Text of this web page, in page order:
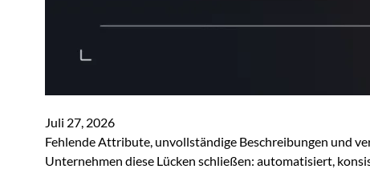
Juli 27, 2026
Fehlende Attribute, unvollständige Beschreibungen und
Unternehmen diese Lücken schließen: automatisiert,